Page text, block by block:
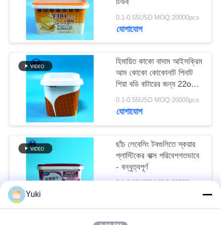
অনুরোধ
করুন
সাইট
গোপনীয়তা
নীতি
0.1-0.55USD MOQ:20000pcs
যোগাযোগ
হিমায়িত কাকো বাদাম আইসক্রিম
আম কোকো কোকোনাট পিনাট
শিয়া বডি বাটারের জন্য 22oz
IML টব
0.1-0.55USD MOQ:20000pcs
যোগাযোগ
ছাঁচ লেবেলিং টবগুলিতে স্কয়ার
প্লাস্টিকের বাক্স পরিবেশগতভাবে
- বন্ধুত্বপূর্ণ
0.1-0.55USD MOQ:20000pcs
Yuki